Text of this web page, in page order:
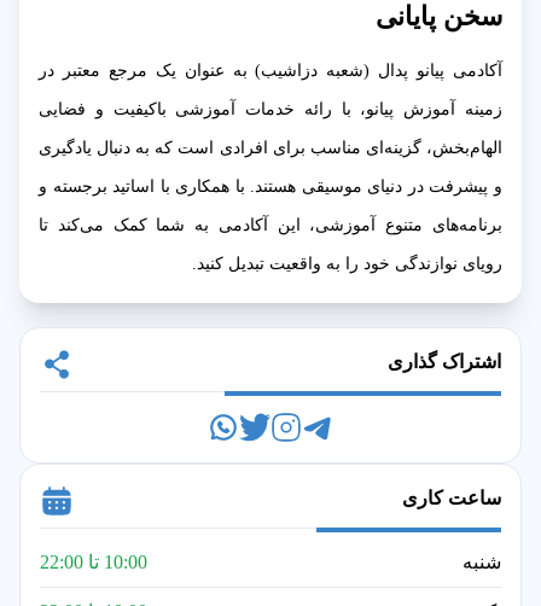
سخن پایانی
آکادمی پیانو پدال (شعبه دزاشیب) به عنوان یک مرجع معتبر در
زمینه آموزش پیانو، با رائه خدمات آموزشی باکیفیت و فضایی
الهام‌بخش، گزینه‌ای مناسب برای افرادی است که به دنبال یادگیری
و پیشرفت در دنیای موسیقی هستند. با همکاری با اساتید برجسته و
برنامه‌های متنوع آموزشی، این آکادمی به شما کمک می‌کند تا
رویای نوازندگی خود را به واقعیت تبدیل کنید.
اشتراک گذاری
ساعت کاری
شنبه 10:00 تا 22:00